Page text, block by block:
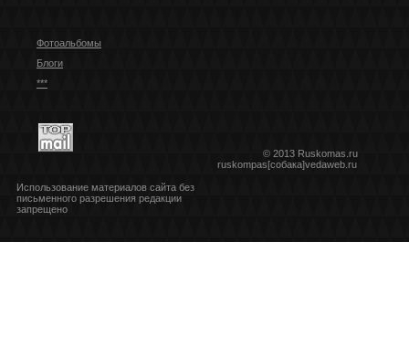
Фотоальбомы
Блоги
***
© 2013 Ruskomas.ru
ruskompas[собака]vedaweb.ru
Использование материалов сайта без
письменного разрешения редакции
запрещено